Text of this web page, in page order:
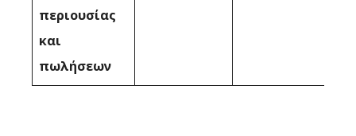
περιουσίας
και
πωλήσεων